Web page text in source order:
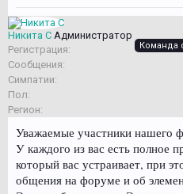
Никита С Администратор
Команда
Регистрация:
Сообщения:
Симпатии:
Пол:
Регион:
Уважаемые участники нашего
У каждого из вас есть полное
который вас устраивает, при
общения на форуме и об